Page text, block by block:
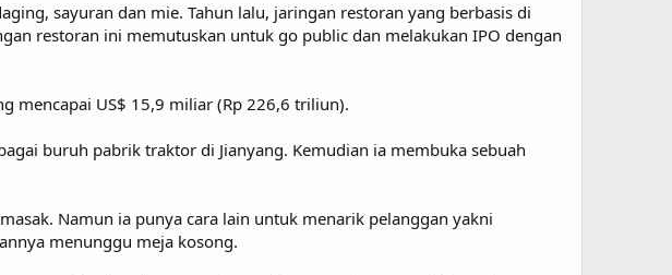
sayuran dan mie. Tahun lalu, jaringan restoran yang berbasis di
restoran ini memutuskan untuk go public dan melakukan IPO dengan
mencapai US$ 15,9 miliar (Rp 226,6 triliun).
buruh pabrik traktor di Jianyang. Kemudian ia membuka sebuah
Namun ia punya cara lain untuk menarik pelanggan yakni
menunggu meja kosong.